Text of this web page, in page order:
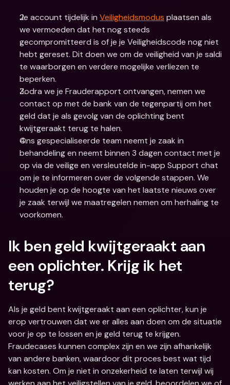
Je account tijdelijk in Veiligheidsmodus plaatsen als
we vermoeden dat het nog steeds
gecompromitteerd is of je je Veiligheidscode nog niet
hebt gereset. Dit doen we om de veiligheid van je saldi
te waarborgen en verdere mogelijke verliezen te
beperken.
Zodra we je Frauderapport ontvangen, nemen we
contact op met de bank van de tegenpartij om het
geld dat je als gevolg van de oplichting bent
kwijtgeraakt terug te halen.
Ons gespecialiseerde team neemt je zaak in
behandeling en neemt binnen 3 dagen contact met je
op via de veilige en versleutelde in-app Support chat
om je te informeren over de volgende stappen. We
houden je op de hoogte van het laatste nieuws over
je zaak terwijl we maatregelen nemen om herhaling te
voorkomen.
Ik ben geld kwijtgeraakt aan
een oplichter. Krijg ik het
terug?
Als je geld bent kwijtgeraakt aan een oplichter, kun je
erop vertrouwen dat we er alles aan doen om de situatie
voor je op te lossen en je geld terug te krijgen.
Fraudecases kunnen complex zijn en we zijn afhankelijk
van andere banken, waardoor dit proces best wat tijd
kan kosten. Om je niet in onzekerheid te laten terwijl wij